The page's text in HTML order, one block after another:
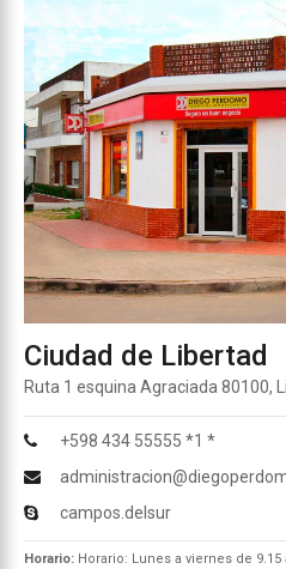
Ciudad de Libertad
Ruta 1 esquina Agraciada 80100,
+598 434 55555 *1 *
campos.delsur
Horario: Horario: Lunes a viernes de 9.15